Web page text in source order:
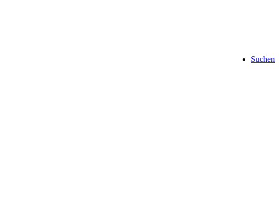
Suchen